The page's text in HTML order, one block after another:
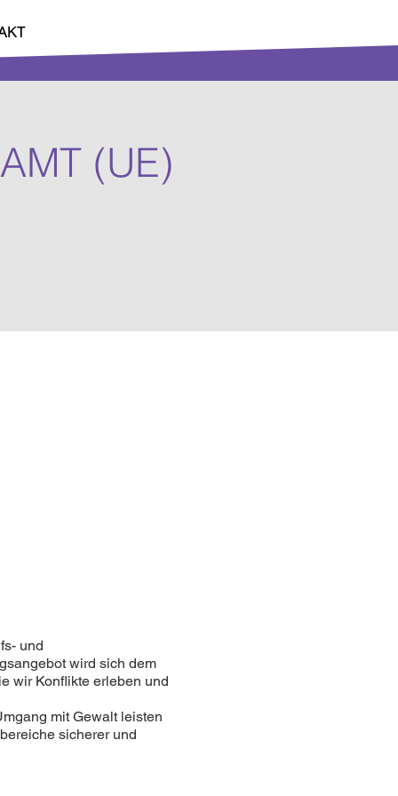
(UE)
und
wird sich dem
wir Konflikte erleben und
mit Gewalt leisten
sicherer und